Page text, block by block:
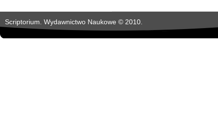
Scriptorium. Wydawnictwo Naukowe © 2010.